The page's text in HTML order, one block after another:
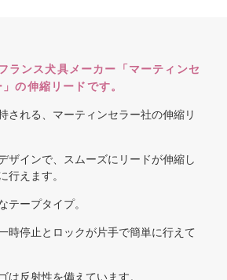
ランス犬具メーカー「マーティンセ
」の伸縮リードです。
される、マーティンセラー社の伸縮リ
ザインで、スムーズにリードが伸縮し
行えます。
テープタイプ。
時停止とロックが片手で簡単に行えて
は反射性を備えています。